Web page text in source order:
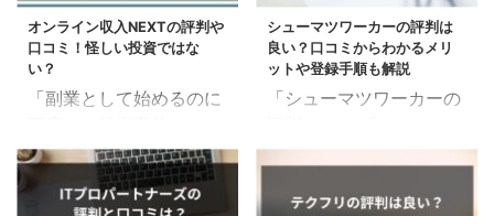
オンライン収入NEXTの評判や
口コミ！怪しい投資ではな
い？
「副業として始めるのに
な」そんな人におすすめ
したいのが「オンライン
収入NEXT(ネクスト)」
シューマツワーカーの評判は
良い？口コミからわかるメリ
ットや登録手順も解説
「シューマツワーカーの
ワーカーを利用するメリ
疑問を抱えている方もい